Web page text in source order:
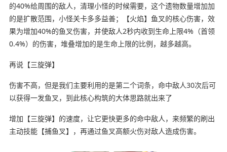
的40%给周围的敌人，清理小怪的时候需要，这个遗物数量增加加
的是扩散范围，小怪关卡多多益善；【火焰】鱼叉的核心伤害，效
果为增加40%的鱼叉伤害，并使敌人2秒内收到生命上限4%（首领
0.4%）的伤害，堆叠增加的是生命上限的比例，越多越高。
再说【三旋弹】
伤害不高，但是我们主要利用的是第二个词条，命中敌人30次后可
以获得一发鱼叉，到此核心构筑的大体思路就出来了
增加【三旋弹】的速度，让它更快更多的命中敌人，来频繁的刷出
主动技能【捕鱼叉】，再通过鱼叉高额火伤对敌人造成伤害。